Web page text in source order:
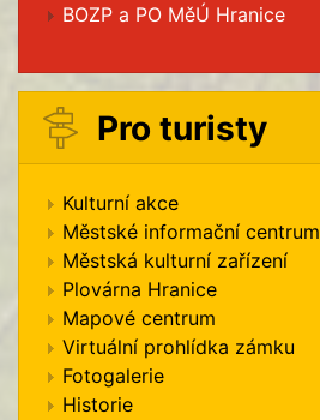
BOZP a PO MěÚ Hranice
Pro turisty
Kulturní akce
Městské informační centrum
Městská kulturní zařízení
Plovárna Hranice
Mapové centrum
Virtuální prohlídka zámku
Fotogalerie
Historie